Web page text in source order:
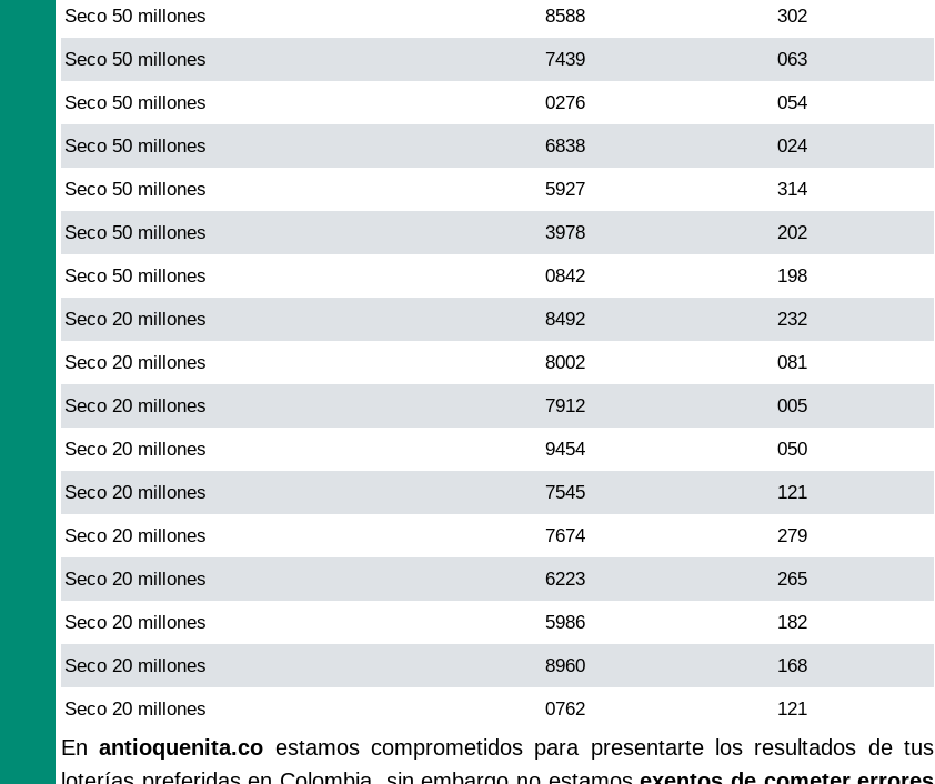
Seco 50 millones 8588 302
Seco 50 millones 7439 063
Seco 50 millones 0276 054
Seco 50 millones 6838 024
Seco 50 millones 5927 314
Seco 50 millones 3978 202
Seco 50 millones 0842 198
Seco 20 millones 8492 232
Seco 20 millones 8002 081
Seco 20 millones 7912 005
Seco 20 millones 9454 050
Seco 20 millones 7545 121
Seco 20 millones 7674 279
Seco 20 millones 6223 265
Seco 20 millones 5986 182
Seco 20 millones 8960 168
Seco 20 millones 0762 121
Enantioquenita.co estamos comprometidos para presentarte los resultados de tus